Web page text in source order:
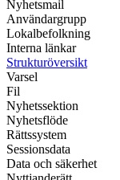
Nyhetsmail
Användargrupp
Lokalbefolkning
Interna länkar
Strukturöversikt
Varsel
Fil
Nyhetssektion
Nyhetsflöde
Rättssystem
Sessionsdata
Data och säkerhet